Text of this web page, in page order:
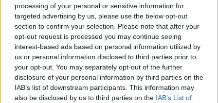
processing of your personal or sensitive information for
targeted advertising by us, please use the below opt-out
section to confirm your selection. Please note that after your
opt-out request is processed you may continue seeing
interest-based ads based on personal information utilized by
us or personal information disclosed to third parties prior to
your opt-out. You may separately opt-out of the further
disclosure of your personal information by third parties on the
IAB’s list of downstream participants. This information may
also be disclosed by us to third parties on the IAB’s List of
Az elbíráló bizottságot
Bécsi Gergely, NHB Projekt Kft. ügyvezető, külső
konzulens,
Fazekas Adrienne, Duna Aszfalt Zrt. stratégiai és
koordinációs igazgató,
Kincses Péter, Duna Group tehetséggondozás
projektvezető,
Szabó Beatrix, Duna Aszfalt Zrt. BIM divízió vezető,